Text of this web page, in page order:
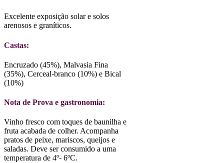
Excelente exposição solar e solos
arenosos e graníticos.
Castas:
Encruzado (45%), Malvasia Fina
(35%), Cerceal-branco (10%) e Bical
(10%)
Nota de Prova e gastronomia:
Vinho fresco com toques de baunilha e
fruta acabada de colher. Acompanha
pratos de peixe, mariscos, queijos e
saladas. Deve ser consumido a uma
temperatura de 4º- 6ºC.